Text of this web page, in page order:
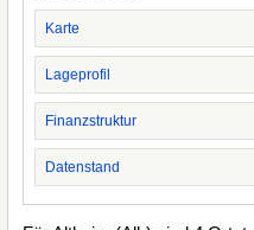
Karte
Lageprofil
Finanzstruktur
Datenstand